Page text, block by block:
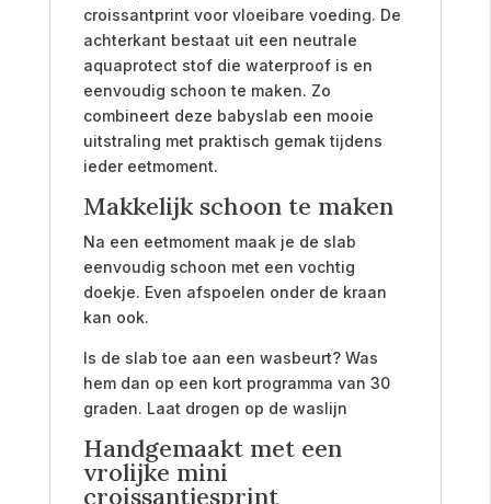
croissantprint voor vloeibare voeding. De
achterkant bestaat uit een neutrale
aquaprotect stof die waterproof is en
eenvoudig schoon te maken. Zo
combineert deze babyslab een mooie
uitstraling met praktisch gemak tijdens
ieder eetmoment.
Makkelijk schoon te maken
Na een eetmoment maak je de slab
eenvoudig schoon met een vochtig
doekje. Even afspoelen onder de kraan
kan ook.
Is de slab toe aan een wasbeurt? Was
hem dan op een kort programma van 30
graden. Laat drogen op de waslijn
Handgemaakt met een
vrolijke mini
croissantjesprint